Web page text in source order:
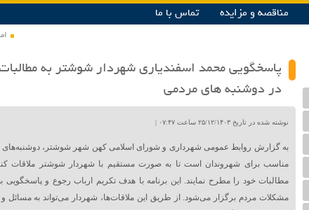
مناقصه و مزایده تماس با ما
پاسخگویی محمد اسفندیاری شهردار شوشتر به
در دوشنبه های مردمی
نوشته شده در تاریخ ۲۵/۱۲/۱۴۰۳ ساعت ۰۷:۴۷ |
به گزارش روابط عمومی شهرداری و شورای اسلامی کهن شهر شوشتر،
مناسب برای شهروندان است تا به صورت مستقیم با شهردار شوشتر ملاقات
مطالبات خود را مطرح نمایند. این برنامه با هدف تکریم ارباب رجوع و پاسخگویی
مشکلات مردم برگزار می‌شود. از طریق این ملاقات‌ها، شهردار می‌تواند به مسائل